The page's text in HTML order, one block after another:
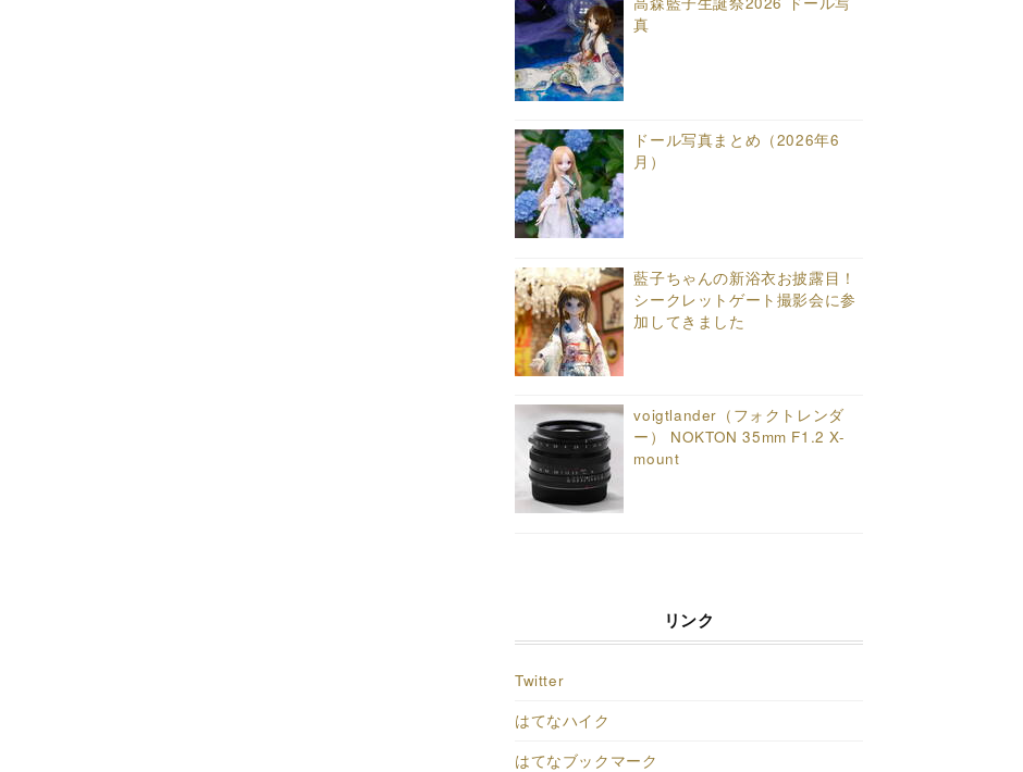
真
ドール写真まとめ（2026年6
月）
藍子ちゃんの新浴衣お披露目！
シークレットゲート撮影会に参
加してきました
voigtlander（フォクトレンダ
ー） NOKTON 35mm F1.2 X-
mount
リンク
Twitter
はてなハイク
はてなブックマーク